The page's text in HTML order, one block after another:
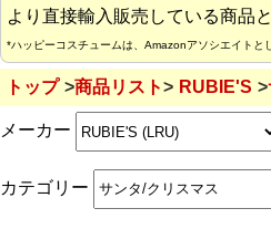
より直接輸入販売している商品
*ハッピーコスチュームは、Amazonアソシエイトと
トップ 商品リスト RUBIE'S
メーカー
カテゴリー